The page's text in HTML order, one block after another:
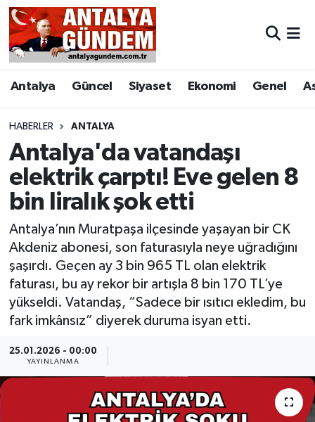
Antalya Güncel Siyaset Ekonomi Genel
HABERLER ANTALYA
Antalya'da vatandaşı
elektrik çarptı! Eve gelen 8
bin liralık şok etti
Antalya’nın Muratpaşa ilçesinde yaşayan bir CK
Akdeniz abonesi, son faturasıyla neye uğradığını
şaşırdı. Geçen ay 3 bin 965 TL olan elektrik
faturası, bu ay rekor bir artışla 8 bin 170 TL’ye
yükseldi. Vatandaş, “Sadece bir ısıtıcı ekledim, bu
fark imkânsız” diyerek duruma isyan etti.
25.01.2026 - 00:00
YAYINLANMA
Antalya
Asayiş
Bilim & Teknoloji
Bölge
EĞİTİM
Ekonomi
Genel
Görüntülü Haber
Kültür & Sanat
Magazin
Antalya Nöbetçi Eczaneler
Antalya Hava Durumu
Antalya Namaz Vakitleri
Antalya Trafik Yoğunluk Haritası
Süper Lig Puan Durumu ve Fikstür
Tüm Manşetler
Son Dakika Haberleri
Haber Arşivi